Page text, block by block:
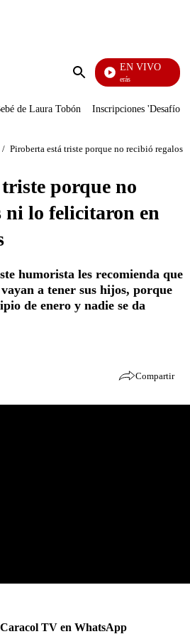
Enviar
EN VIVO
También Caerás
de Laura Tobón Inscripciones 'Desafío'
/ Piroberta está triste porque no recibió regalos
porque no
ni lo felicitaron en
humorista les recomienda que
a tener sus hijos, porque
de enero y nadie se da
Compartir
Caracol TV en WhatsApp